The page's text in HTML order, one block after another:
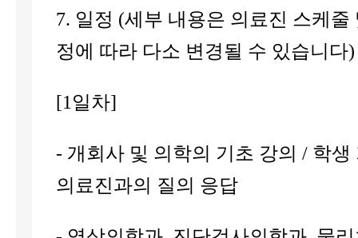
7. 일정 (세부 내용은 의료진 스케줄
정에 따라 다소 변경될 수 있습니다)
[1일차]
- 개회사 및 의학의 기초 강의 / 학생
의료진과의 질의 응답